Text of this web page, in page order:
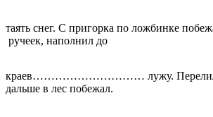
таять снег. С пригорка по ложбинке
ручеек, наполнил до
краев………………………… лужу.
дальше в лес побежал.